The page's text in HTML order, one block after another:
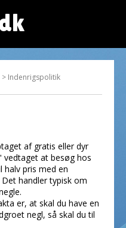
> Indenrigspolitik
af gratis eller dyr
at besøg hos
halv pris med en
handler typisk om
er, at skal du have en
negl, så skal du til